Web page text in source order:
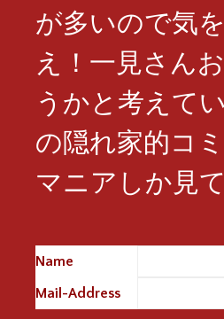
が多いので気
え！一見さん
うかと考えて
の隠れ家的コ
マニアしか見
Name
Mail-Address